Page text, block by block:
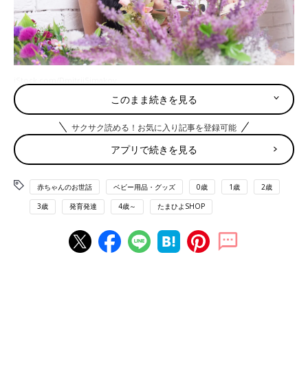
まずは、育児日記がどういうものか知らないと、｢やってみよ
う!｣とは思えないですよね。育児日記は、大まかに言うと、毎日
の子育てにかかわることを記す日記。せっかくやるのなら、楽し
くラクに記録したいものです。ここでは、育児日記の基本的な考
え方とメリットについて詳しく説明していきます。
そもそも、育児日記って何？
子の成長や様子、印象的だった出来事などを記すもの。でも、と
くに決まりはなく、｢何を書くか｣｢いつから始めるか｣はママの自
このまま続きを見る
サクサク読める！お気に入り記事を登録可能
アプリで続きを見る
赤ちゃんのお世話 ベビー用品・グッズ 0歳 1歳 2歳
3歳 発育発達 4歳～ たまひよSHOP